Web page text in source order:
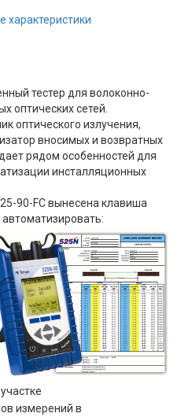
характеристики
тестер для волоконно-
оптических сетей.
оптического излучения,
вносимых и возвратных
рядом особенностей для
инсталляционных
90-FC вынесена клавиша
измерений в